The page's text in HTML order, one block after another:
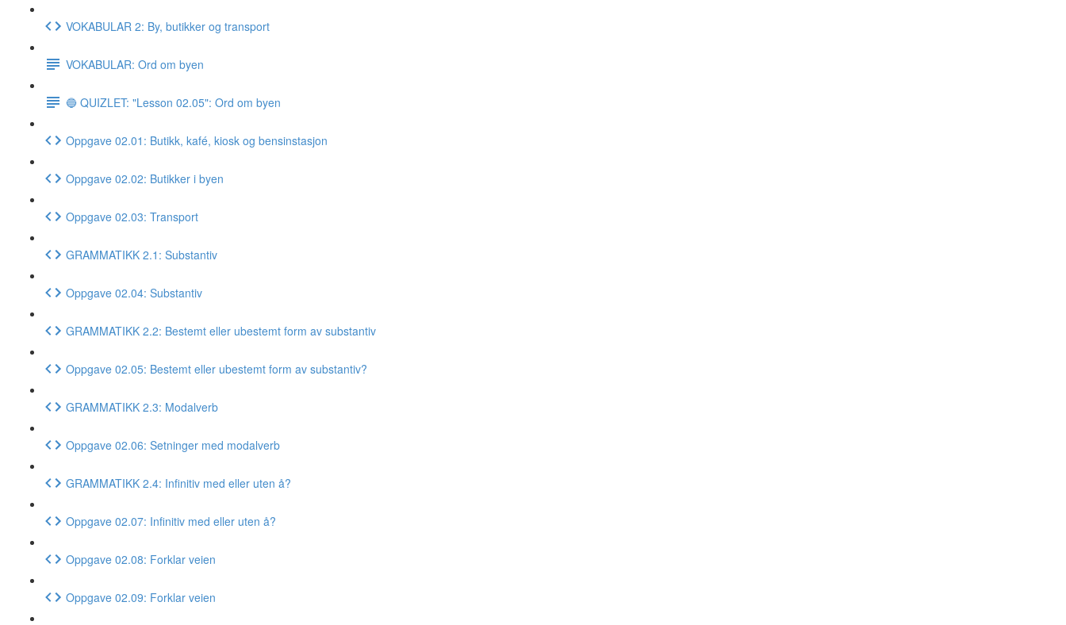
VOKABULAR 2: By, butikker og transport
VOKABULAR: Ord om byen
🔵 QUIZLET: "Lesson 02.05": Ord om byen
Oppgave 02.01: Butikk, kafé, kiosk og bensinstasjon
Oppgave 02.02: Butikker i byen
Oppgave 02.03: Transport
GRAMMATIKK 2.1: Substantiv
Oppgave 02.04: Substantiv
GRAMMATIKK 2.2: Bestemt eller ubestemt form av substantiv
Oppgave 02.05: Bestemt eller ubestemt form av substantiv?
GRAMMATIKK 2.3: Modalverb
Oppgave 02.06: Setninger med modalverb
GRAMMATIKK 2.4: Infinitiv med eller uten å?
Oppgave 02.07: Infinitiv med eller uten å?
Oppgave 02.08: Forklar veien
Oppgave 02.09: Forklar veien